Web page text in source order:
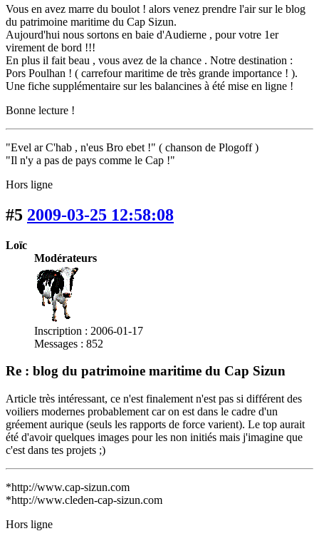
Vous en avez marre du boulot ! alors venez prendre l'air sur le blog
du patrimoine maritime du Cap Sizun.
Aujourd'hui nous sortons en baie d'Audierne , pour votre 1er
virement de bord !!!
En plus il fait beau , vous avez de la chance . Notre destination :
Pors Poulhan ! ( carrefour maritime de très grande importance ! ).
Une fiche supplémentaire sur les balancines à été mise en ligne !
Bonne lecture !
"Evel ar C'hab , n'eus Bro ebet !" ( chanson de Plogoff )
"Il n'y a pas de pays comme le Cap !"
Hors ligne
#5 2009-03-25 12:58:08
Loïc
Modérateurs
Inscription : 2006-01-17
Messages : 852
Re : blog du patrimoine maritime du Cap Sizun
Article très intéressant, ce n'est finalement n'est pas si différent des
voiliers modernes probablement car on est dans le cadre d'un
gréement aurique (seuls les rapports de force varient). Le top aurait
été d'avoir quelques images pour les non initiés mais j'imagine que
c'est dans tes projets ;)
*http://www.cap-sizun.com
*http://www.cleden-cap-sizun.com
Hors ligne